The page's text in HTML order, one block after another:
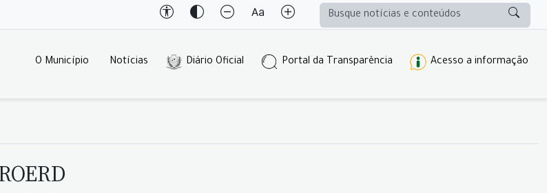
O Município Notícias Diário Oficial Portal da Transparência Acesso a informação